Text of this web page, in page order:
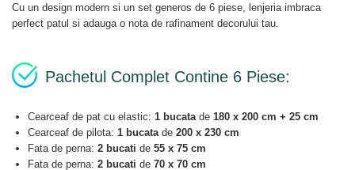
Cu un design modern si un set generos de 6 piese, lenjeria imbraca
perfect patul si adauga o nota de rafinament decorului tau.
Pachetul Complet Contine 6 Piese:
Cearceaf de pat cu elastic: 1 bucatade 180 x 200 cm + 25 cm
Cearceaf de pilota: 1 bucatade 200 x 230 cm
Fata de perna: 2 bucati de 55 x 75 cm
Fata de perna: 2 bucati de 70 x 70 cm